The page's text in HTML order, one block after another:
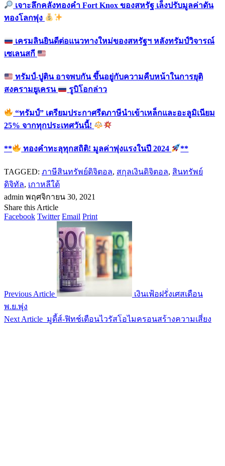
เจาะลึกคลังทองคำ Fort Knox ของสหรัฐ เล็งปรับมูลค่าดัน
ทองโลกพุ่ง
เครมลินยินดีต่อแนวทางใหม่ของสหรัฐฯ หลังทรัมป์วิจารณ์
เซเลนสกี
ทรัมป์-ปูติน อาจพบกัน ขึ้นอยู่กับความคืบหน้าในการยุติ
สงครามยูเครน
รูบิโอกล่าว
“ทรัมป์” เตรียมประกาศรีดภาษีนำเข้าเหล็กและอะลูมิเนียม
25% จากทุกประเทศวันนี้!
** ทองคำทะลุทุกสถิติ! มูลค่าพุ่งแรงในปี 2024 **
TAGGED: ภาษีสินทรัพย์ดิจิตอล, สกุลเงินดิจิตอล, สินทรัพย์
ดิจิทัล, เกาหลีใต้
admin พฤศจิกายน 30, 2021
Share this Article
Facebook Twitter Email Print
Previous Article
เงินเฟ้อฝรั่งเศสเดือน
พ.ย.พุ่ง
Next Article มูดี้ส์-ฟิทช์เตือนไวรัสโอไมครอนสร้างความเสี่ยง